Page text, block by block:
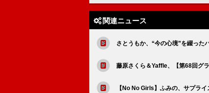
関連ニュース
さとうもか、“今の心境”を綴った
藤原さくら＆Yaffle、【第68回グ
【No No Girls】ふみの、サプラ